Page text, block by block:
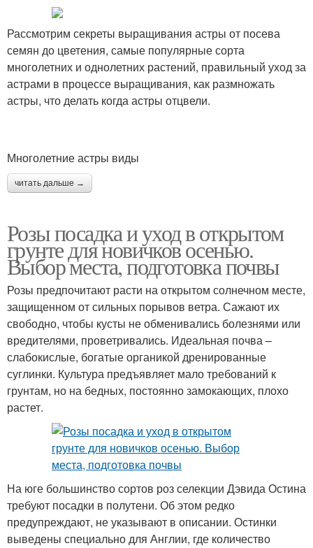
Рассмотрим секреты выращивания астры от посева
семян до цветения, самые популярные сорта
многолетних и однолетних растений, правильный уход за
астрами в процессе выращивания, как размножать
астры, что делать когда астры отцвели.
Многолетние астры виды
читать дальше →
Розы посадка и уход в открытом
грунте для новичков осенью.
Выбор места, подготовка почвы
Розы предпочитают расти на открытом солнечном месте,
защищенном от сильных порывов ветра. Сажают их
свободно, чтобы кусты не обменивались болезнями или
вредителями, проветривались. Идеальная почва –
слабокислые, богатые органикой дренированные
суглинки. Культура предъявляет мало требований к
грунтам, но на бедных, постоянно замокающих, плохо
растет.
На юге большинство сортов роз селекции Дэвида Остина
требуют посадки в полутени. Об этом редко
предупреждают, не указывают в описании. Остинки
выведены специально для Англии, где количество